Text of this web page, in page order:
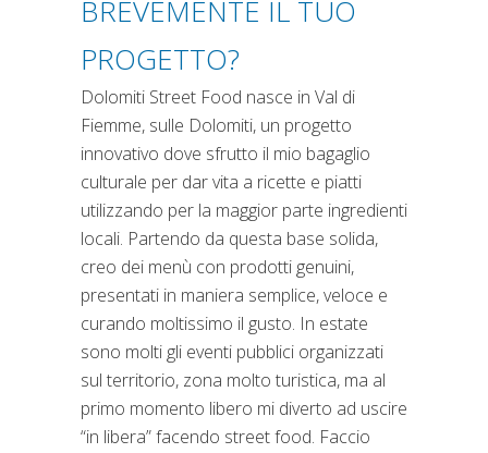
BREVEMENTE IL TUO
PROGETTO?
Dolomiti Street Food nasce in Val di
Fiemme, sulle Dolomiti, un progetto
innovativo dove sfrutto il mio bagaglio
culturale per dar vita a ricette e piatti
utilizzando per la maggior parte ingredienti
locali. Partendo da questa base solida,
creo dei menù con prodotti genuini,
presentati in maniera semplice, veloce e
curando moltissimo il gusto. In estate
sono molti gli eventi pubblici organizzati
sul territorio, zona molto turistica, ma al
primo momento libero mi diverto ad uscire
“in libera” facendo street food. Faccio